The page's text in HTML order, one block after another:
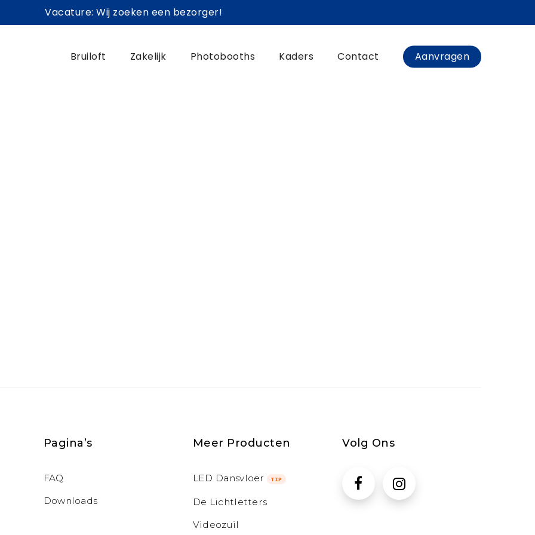
Vacature: Wij zoeken een bezorger!
Bruiloft Zakelijk Photobooths Kaders Contact Aanvragen
Pagina’s
FAQ
Downloads
Meer Producten
LED Dansvloer TIP
De Lichtletters
Videozuil
Volg Ons